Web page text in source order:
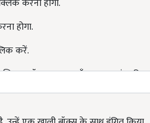
करना होगा.
होगा.
करें.
ब्लॉक का नाम, गाँव, आधार नं आदि